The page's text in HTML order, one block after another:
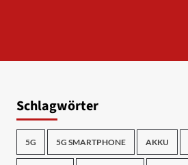
Schlagwörter
5G 5G SMARTPHONE AKKU